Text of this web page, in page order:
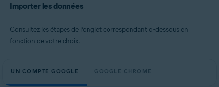
Importer les données
Consultez les étapes de l’onglet correspondant ci-dessous en
fonction de votre choix.
UN COMPTE GOOGLE GOOGLE CHROME